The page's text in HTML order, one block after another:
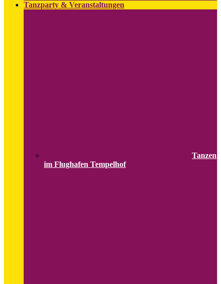
Tanzparty & Veranstaltungen
Tanzen
im Flughafen Tempelhof